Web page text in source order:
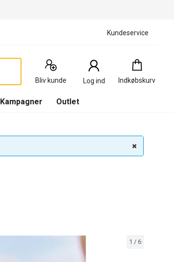
Kundeservice
Bliv kunde Log ind Indkøbskurv
Indkøbskurv
0
Produkter
Kampagner Outlet
1 / 6